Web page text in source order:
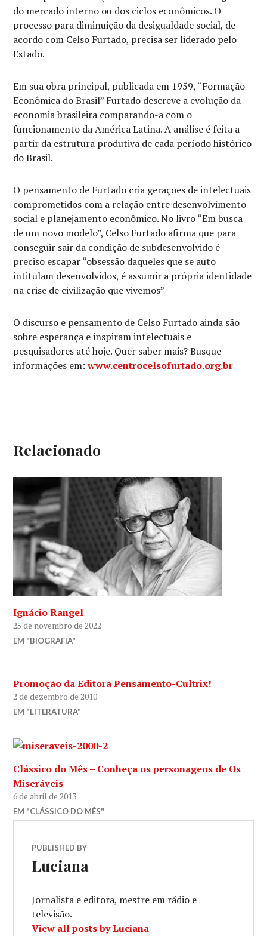
do mercado interno ou dos ciclos econômicos. O
processo para diminuição da desigualdade social, de
acordo com Celso Furtado, precisa ser liderado pelo
Estado.
Em sua obra principal, publicada em 1959, “Formação
Econômica do Brasil” Furtado descreve a evolução da
economia brasileira comparando-a com o
funcionamento da América Latina. A análise é feita a
partir da estrutura produtiva de cada período histórico
do Brasil.
O pensamento de Furtado cria gerações de intelectuais
comprometidos com a relação entre desenvolvimento
social e planejamento econômico. No livro “Em busca
de um novo modelo”, Celso Furtado afirma que para
conseguir sair da condição de subdesenvolvido é
preciso escapar “obsessão daqueles que se auto
intitulam desenvolvidos, é assumir a própria identidade
na crise de civilização que vivemos”
O discurso e pensamento de Celso Furtado ainda são
sobre esperança e inspiram intelectuais e
pesquisadores até hoje. Quer saber mais? Busque
informações em:www.centrocelsofurtado.org.br
Relacionado
Ignácio Rangel
25 de novembro de 2022
EM "BIOGRAFIA"
Promoção da Editora Pensamento-Cultrix!
2 de dezembro de 2010
EM "LITERATURA"
Clássico do Mês – Conheça os personagens de Os
Miseráveis
6 de abril de 2013
EM "CLÁSSICO DO MÊS"
PUBLISHED BY
Luciana
Jornalista e editora, mestre em rádio e
televisão.
View all posts by Luciana